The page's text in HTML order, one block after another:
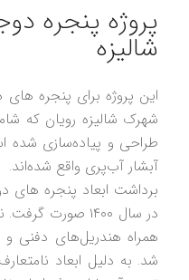
پروژه پنجره
شالیزه
این پروژه برای پنجره
طراحی و پیاده‌سازی شده
آبشار آب‌پری واقع شده‌اند.
برداشت ابعاد پنجره های
در سال ۱۴۰۰
شد. به دلیل ابعاد